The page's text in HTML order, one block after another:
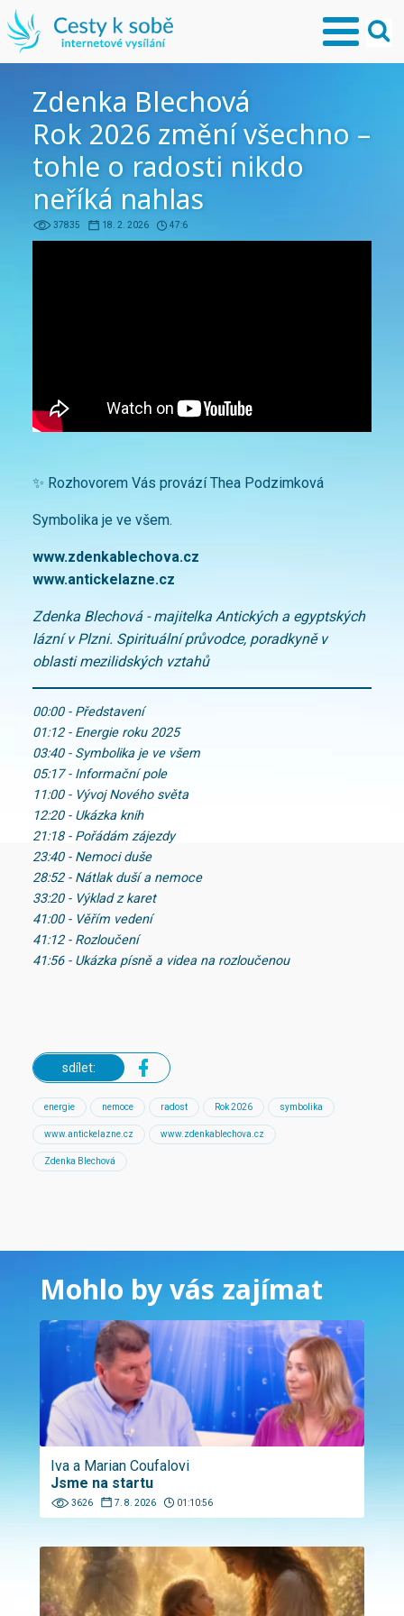
Zdenka Blechová
Rok 2026 změní všechno –
tohle o radosti nikdo
neříká nahlas
37835 18. 2. 2026 47:6
✨ Rozhovorem Vás provází Thea Podzimková
Symbolika je ve všem.
www.zdenkablechova.cz
www.antickelazne.cz
Zdenka Blechová - majitelka Antických a egyptských
lázní v Plzni. Spirituální průvodce, poradkyně v
oblasti mezilidských vztahů
00:00 - Představení
01:12 - Energie roku 2025
03:40 - Symbolika je ve všem
05:17 - Informační pole
11:00 - Vývoj Nového světa
12:20 - Ukázka knih
21:18 - Pořádám zájezdy
23:40 - Nemoci duše
28:52 - Nátlak duší a nemoce
33:20 - Výklad z karet
41:00 - Věřím vedení
41:12 - Rozloučení
41:56 - Ukázka písně a videa na rozloučenou
sdílet:
energie nemoce radost Rok 2026 symbolika
www.antickelazne.cz www.zdenkablechova.cz
Zdenka Blechová
Mohlo by vás zajímat
Iva a Marian Coufalovi
Jsme na startu
3626 7. 8. 2026 01:10:56